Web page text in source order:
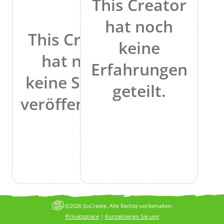
This Creator
hat noch
keine Stories
veröffentlicht.
This Creator
hat noch
keine
Erfahrungen
geteilt.
Privatsphäre| Kontaktieren Sie uns
©2026 SoCreate. Alle Rechte vorbehalten.